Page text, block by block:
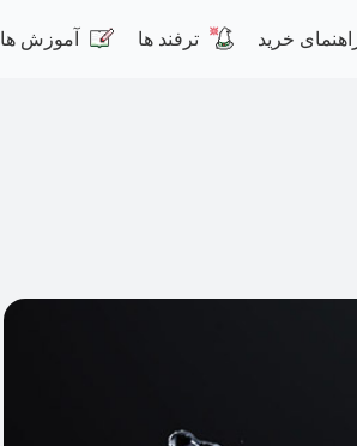
خرید ترفند ها آموزش ها